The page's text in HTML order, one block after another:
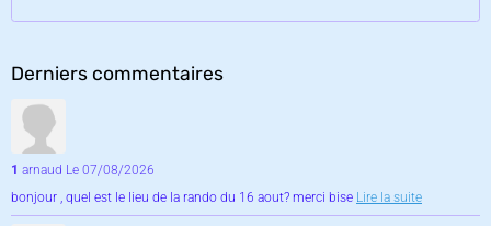
Derniers commentaires
1 arnaud Le 07/08/2026
bonjour , quel est le lieu de la rando du 16 aout? merci bise Lire la suite